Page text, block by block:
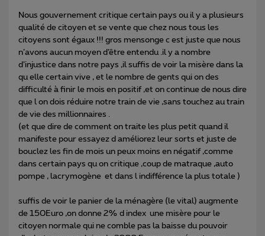
Nous gouvernement critique certain pays ou il y a plusieurs
qualité de citoyen et se vente que chez nous tous les
citoyens sont égaux !!! gros mensonge c est juste que nous
n’avons aucun moyen d’être entendu .il y a nombre
d’injustice dans notre pays ,il suffis de voir la misère dans la
qu elle certain vive , et le nombre de gents qui on des
difficulté à finir le mois en positif ,et on continue de nous dire
que l on dois réduire notre train de vie ,sans touchez au train
de vie des millionnaires .
(et que dire de comment on traite les plus petit quand il
manifeste pour essayez d améliorez leur sorts et juste de
bouclez les fin de mois un peux moins en négatif ,comme
dans certain pays qu on critique ,coup de matraque ,auto
pompe , lacrymogène et dans l indifférence la plus totale )
suffis de voir le panier de la ménagère (le vital) augmente
de 150Euro ,on donne 2% d index une misère pour le
citoyen normale qui ne comble pas la baisse du pouvoir